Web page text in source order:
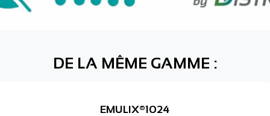
DE LA MÊME GAMME :
EMULIX®1024